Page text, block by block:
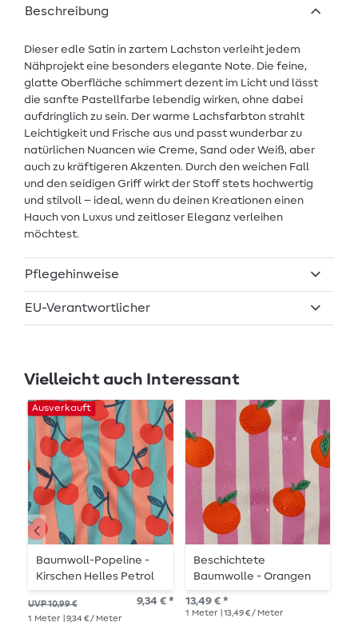
Beschreibung
Dieser edle Satin in zartem Lachston verleiht jedem
Nähprojekt eine besonders elegante Note. Die feine,
glatte Oberfläche schimmert dezent im Licht und lässt
die sanfte Pastellfarbe lebendig wirken, ohne dabei
aufdringlich zu sein. Der warme Lachsfarbton strahlt
Leichtigkeit und Frische aus und passt wunderbar zu
natürlichen Nuancen wie Creme, Sand oder Weiß, aber
auch zu kräftigeren Akzenten. Durch den weichen Fall
und den seidigen Griff wirkt der Stoff stets hochwertig
und stilvoll – ideal, wenn du deinen Kreationen einen
Hauch von Luxus und zeitloser Eleganz verleihen
möchtest.
Pflegehinweise
EU-Verantwortlicher
Vielleicht auch Interessant
Ausverkauft
Baumwoll-Popeline -
Kirschen Helles Petrol
UVP 10,99 € 9,34 € *
1 Meter | 9,34 € / Meter
Beschichtete
Baumwolle - Orangen
Pink
13,49 € *
1 Meter | 13,49 € / Meter